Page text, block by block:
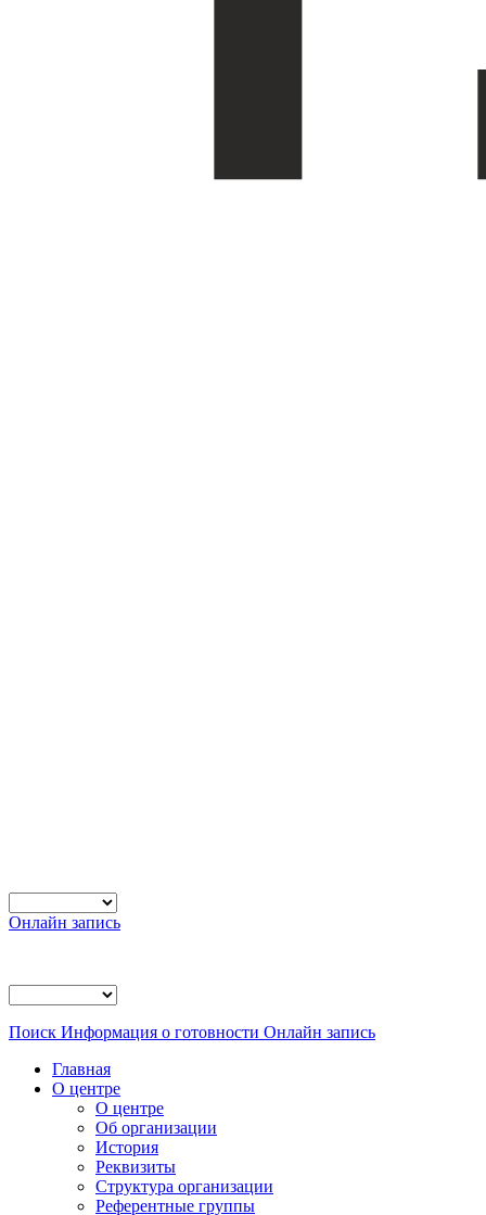
Онлайн запись
Поиск Информация о готовности Онлайн запись
Главная
О центре
О центре
Об организации
История
Реквизиты
Структура организации
Референтные группы